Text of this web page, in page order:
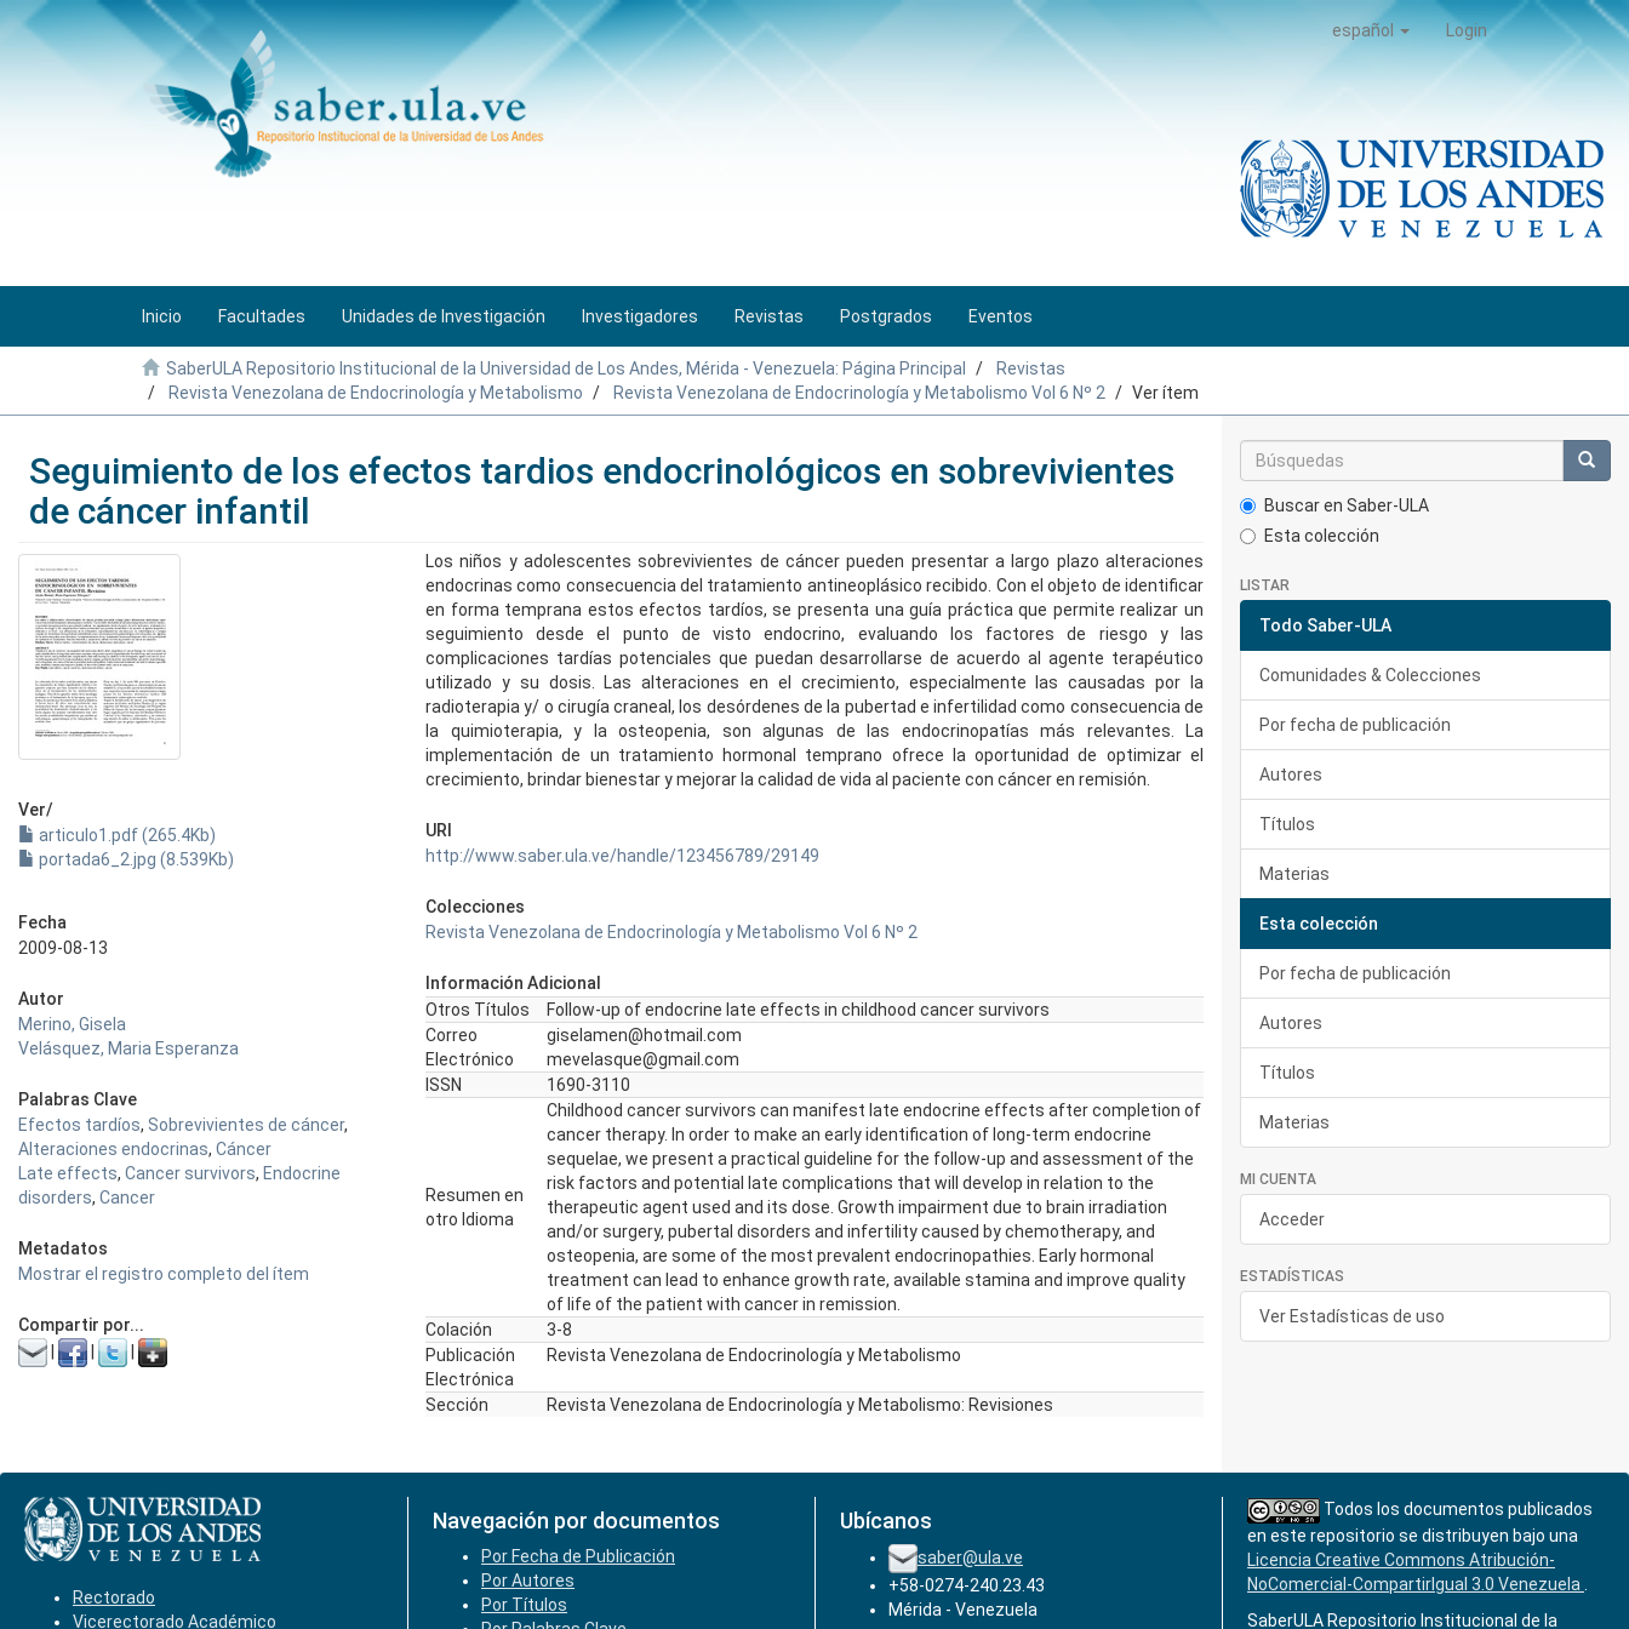
español Login
Inicio Facultades Unidades de Investigación Investigadores Revistas Postgrados Eventos
SaberULA Repositorio Institucional de la Universidad de Los Andes, Mérida - Venezuela: Página Principal
Revistas
Revista Venezolana de Endocrinología y Metabolismo
Revista Venezolana de Endocrinología y Metabolismo Vol 6 Nº 2 Ver ítem
Seguimiento de los efectos tardios endocrinológicos en sobrevivientes
de cáncer infantil
Ver/
articulo1.pdf (265.4Kb)
portada6_2.jpg (8.539Kb)
Fecha
2009-08-13
Autor
Merino, Gisela
Velásquez, Maria Esperanza
Palabras Clave
Efectos tardíos, Sobrevivientes de cáncer,
Alteraciones endocrinas, Cáncer
Late effects, Cancer survivors, Endocrine
disorders, Cancer
Metadatos
Mostrar el registro completo del ítem
Compartir por...
Los niños y adolescentes sobrevivientes de cáncer pueden presentar a largo plazo alteraciones
endocrinas como consecuencia del tratamiento antineoplásico recibido. Con el objeto de identificar
en forma temprana estos efectos tardíos, se presenta una guía práctica que permite realizar un
seguimiento desde el punto de visto endocrino, evaluando los factores de riesgo y las
complicaciones tardías potenciales que puedan desarrollarse de acuerdo al agente terapéutico
utilizado y su dosis. Las alteraciones en el crecimiento, especialmente las causadas por la
radioterapia y/ o cirugía craneal, los desórdenes de la pubertad e infertilidad como consecuencia de
la quimioterapia, y la osteopenia, son algunas de las endocrinopatías más relevantes. La
implementación de un tratamiento hormonal temprano ofrece la oportunidad de optimizar el
crecimiento, brindar bienestar y mejorar la calidad de vida al paciente con cáncer en remisión.
URI
http://www.saber.ula.ve/handle/123456789/29149
Colecciones
Revista Venezolana de Endocrinología y Metabolismo Vol 6 Nº 2
Información Adicional
Otros Títulos
Follow-up of endocrine late effects in childhood cancer survivors
Correo
Electrónico
giselamen@hotmail.com
mevelasque@gmail.com
ISSN
1690-3110
Resumen en
otro Idioma
Childhood cancer survivors can manifest late endocrine effects after completion of
cancer therapy. In order to make an early identification of long-term endocrine
sequelae, we present a practical guideline for the follow-up and assessment of the
risk factors and potential late complications that will develop in relation to the
therapeutic agent used and its dose. Growth impairment due to brain irradiation
and/or surgery, pubertal disorders and infertility caused by chemotherapy, and
osteopenia, are some of the most prevalent endocrinopathies. Early hormonal
treatment can lead to enhance growth rate, available stamina and improve quality
of life of the patient with cancer in remission.
Colación
3-8
Publicación
Electrónica
Revista Venezolana de Endocrinología y Metabolismo
Sección Revista Venezolana de Endocrinología y Metabolismo: Revisiones
Buscar en Saber-ULA
Esta colección
LISTAR
Todo Saber-ULA
Comunidades & Colecciones
Por fecha de publicación
Autores
Títulos
Materias
Esta colección
Por fecha de publicación
Autores
Títulos
Materias
MI CUENTA
Acceder
ESTADÍSTICAS
Ver Estadísticas de uso
Rectorado
Vicerectorado Académico
Navegación por documentos
Por Fecha de Publicación
Por Autores
Por Títulos
Ubícanos
saber@ula.ve
+58-0274-240.23.43
Mérida - Venezuela
Todos los documentos publicados
en este repositorio se distribuyen bajo una
Licencia Creative Commons Atribución-
NoComercial-CompartirIgual 3.0 Venezuela
SaberULA Repositorio Institucional de la